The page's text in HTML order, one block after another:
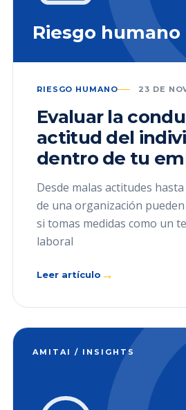
Riesgo humano
RIESGO HUMANO 23 DE
Evaluar la
actitud del
dentro de tu
Desde malas actitudes
de una organización
si tomas medidas como un
laboral
Leer artículo →
AMITAI / INSIGHTS